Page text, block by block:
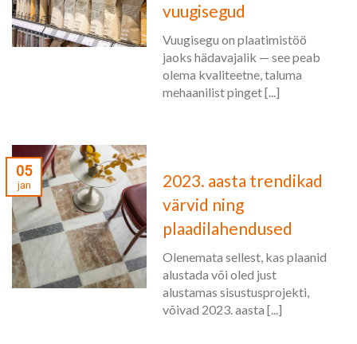
vuugisegud
Vuugisegu on plaatimistöö
jaoks hädavajalik — see peab
olema kvaliteetne, taluma
mehaanilist pinget [...]
05
jan
2023. aasta trendikad
värvid ning
plaadilahendused
Olenemata sellest, kas plaanid
alustada või oled just
alustamas sisustusprojekti,
võivad 2023. aasta [...]